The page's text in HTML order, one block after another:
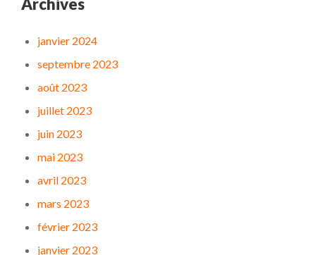
Archives
janvier 2024
septembre 2023
août 2023
juillet 2023
juin 2023
mai 2023
avril 2023
mars 2023
février 2023
janvier 2023